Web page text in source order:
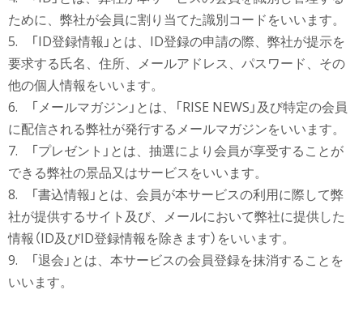
ために、弊社が会員に割り当てた識別コードをいいます。
5. 「ID登録情報」とは、ID登録の申請の際、弊社が提示を
要求する氏名、住所、メールアドレス、パスワード、その
他の個人情報をいいます。
6. 「メールマガジン」とは、「RISE NEWS」及び特定の会員
に配信される弊社が発行するメールマガジンをいいます。
7. 「プレゼント」とは、抽選により会員が享受することが
できる弊社の景品又はサービスをいいます。
8. 「書込情報」とは、会員が本サービスの利用に際して弊
社が提供するサイト及び、メールにおいて弊社に提供した
情報（ID及びID登録情報を除きます）をいいます。
9. 「退会」とは、本サービスの会員登録を抹消することを
いいます。